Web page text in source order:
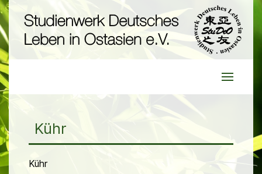
Kühr
Kühr